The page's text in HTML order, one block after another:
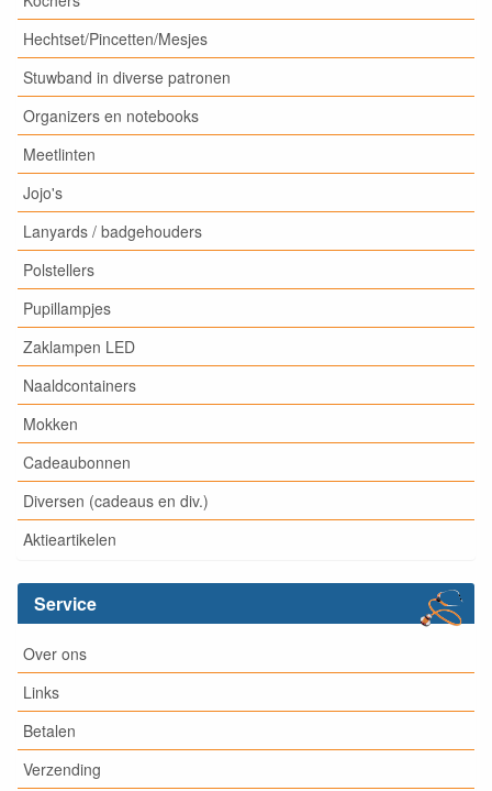
Hechtset/Pincetten/Mesjes
Stuwband in diverse patronen
Organizers en notebooks
Meetlinten
Jojo's
Lanyards / badgehouders
Polstellers
Pupillampjes
Zaklampen LED
Naaldcontainers
Mokken
Cadeaubonnen
Diversen (cadeaus en div.)
Aktieartikelen
Service
Over ons
Links
Betalen
Verzending